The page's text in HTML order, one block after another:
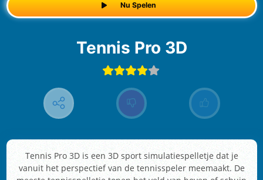
Nu Spelen
Tennis Pro 3D
Tennis Pro 3D is een 3D sport simulatiespelletje dat je
vanuit het perspectief van de tennisspeler meemaakt. De